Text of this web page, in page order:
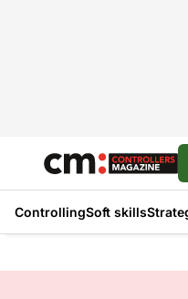
ControllingSoft skills